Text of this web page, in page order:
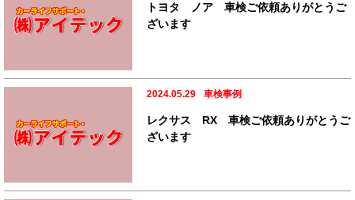
トヨタ ノア 車検ご依頼ありがとうご
ざいます
2024.05.29 車検事例
レクサス RX 車検ご依頼ありがとうご
ざいます